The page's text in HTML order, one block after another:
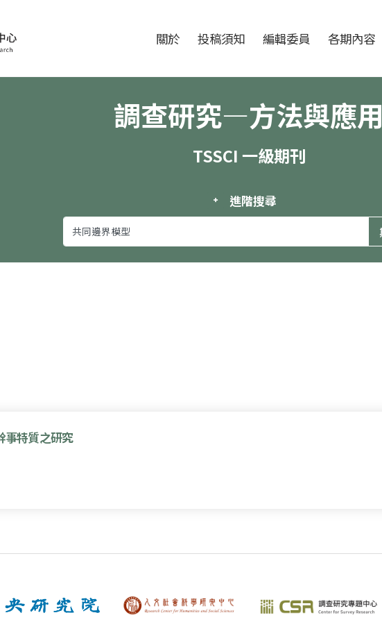
應用期刊 關於 投稿須知 編輯委員 各期內容
調查研究—方法與應用
TSSCI 一級期刊
進階搜尋
事特質之研究